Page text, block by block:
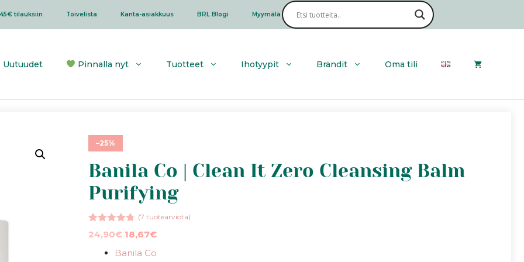
tilauksiin Toivelista Kanta-asiakkuus BRL Blogi Myymälä Haku
Uutuudet Pinnalla nyt Tuotteet Ihotyypit Brändit Oma tili
–25%
Banila Co | Clean It Zero Cleansing Balm
Purifying
4.715:stä
(7 tuotearviota)
Alkuperäinen
24,90€Nykyinen
on:
18,67€
Banila Co